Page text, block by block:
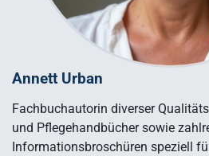
Annett Urban
Fachbuchautorin diverser
und Pflegehandbücher sowie
Informationsbroschüren speziell